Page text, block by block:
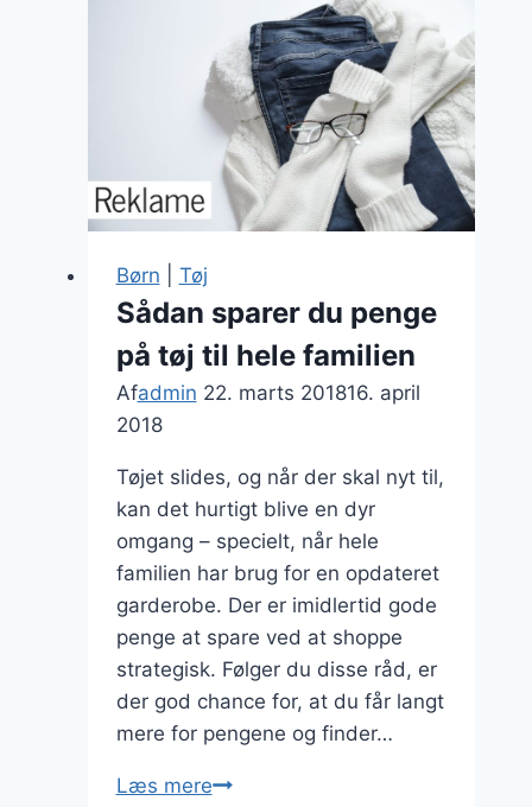
babyudstyr
Børn Tøj
Sådan sparer du penge
på tøj til hele familien
Afadmin 22. marts 201816. april
2018
Tøjet slides, og når der skal nyt til,
kan det hurtigt blive en dyr
omgang – specielt, når hele
familien har brug for en opdateret
garderobe. Der er imidlertid gode
penge at spare ved at shoppe
strategisk. Følger du disse råd, er
der god chance for, at du får langt
mere for pengene og finder…
Læs mereSådan